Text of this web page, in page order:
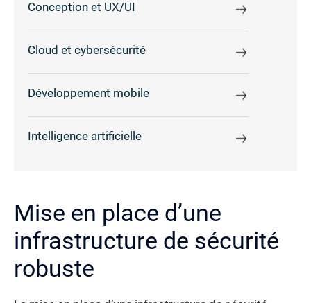
Conception et UX/UI
Cloud et cybersécurité
Développement mobile
Intelligence artificielle
Mise en place d’une
infrastructure de sécurité
robuste